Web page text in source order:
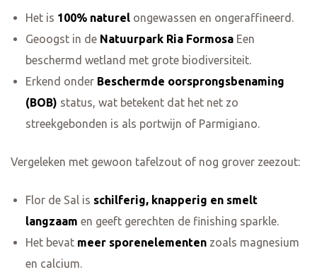
Het is 100% naturelongewassen en ongeraffineerd.
Geoogst in de Natuurpark Ria FormosaEen
beschermd wetland met grote biodiversiteit.
Erkend onder Beschermde oorsprongsbenaming
(BOB) status, wat betekent dat het net zo
streekgebonden is als portwijn of Parmigiano.
Vergeleken met gewoon tafelzout of nog grover zeezout:
Flor de Sal is schilferig, knapperig en smelt
langzaam en geeft gerechten de finishing sparkle.
Het bevat meer sporenelementenzoals magnesium
en calcium.